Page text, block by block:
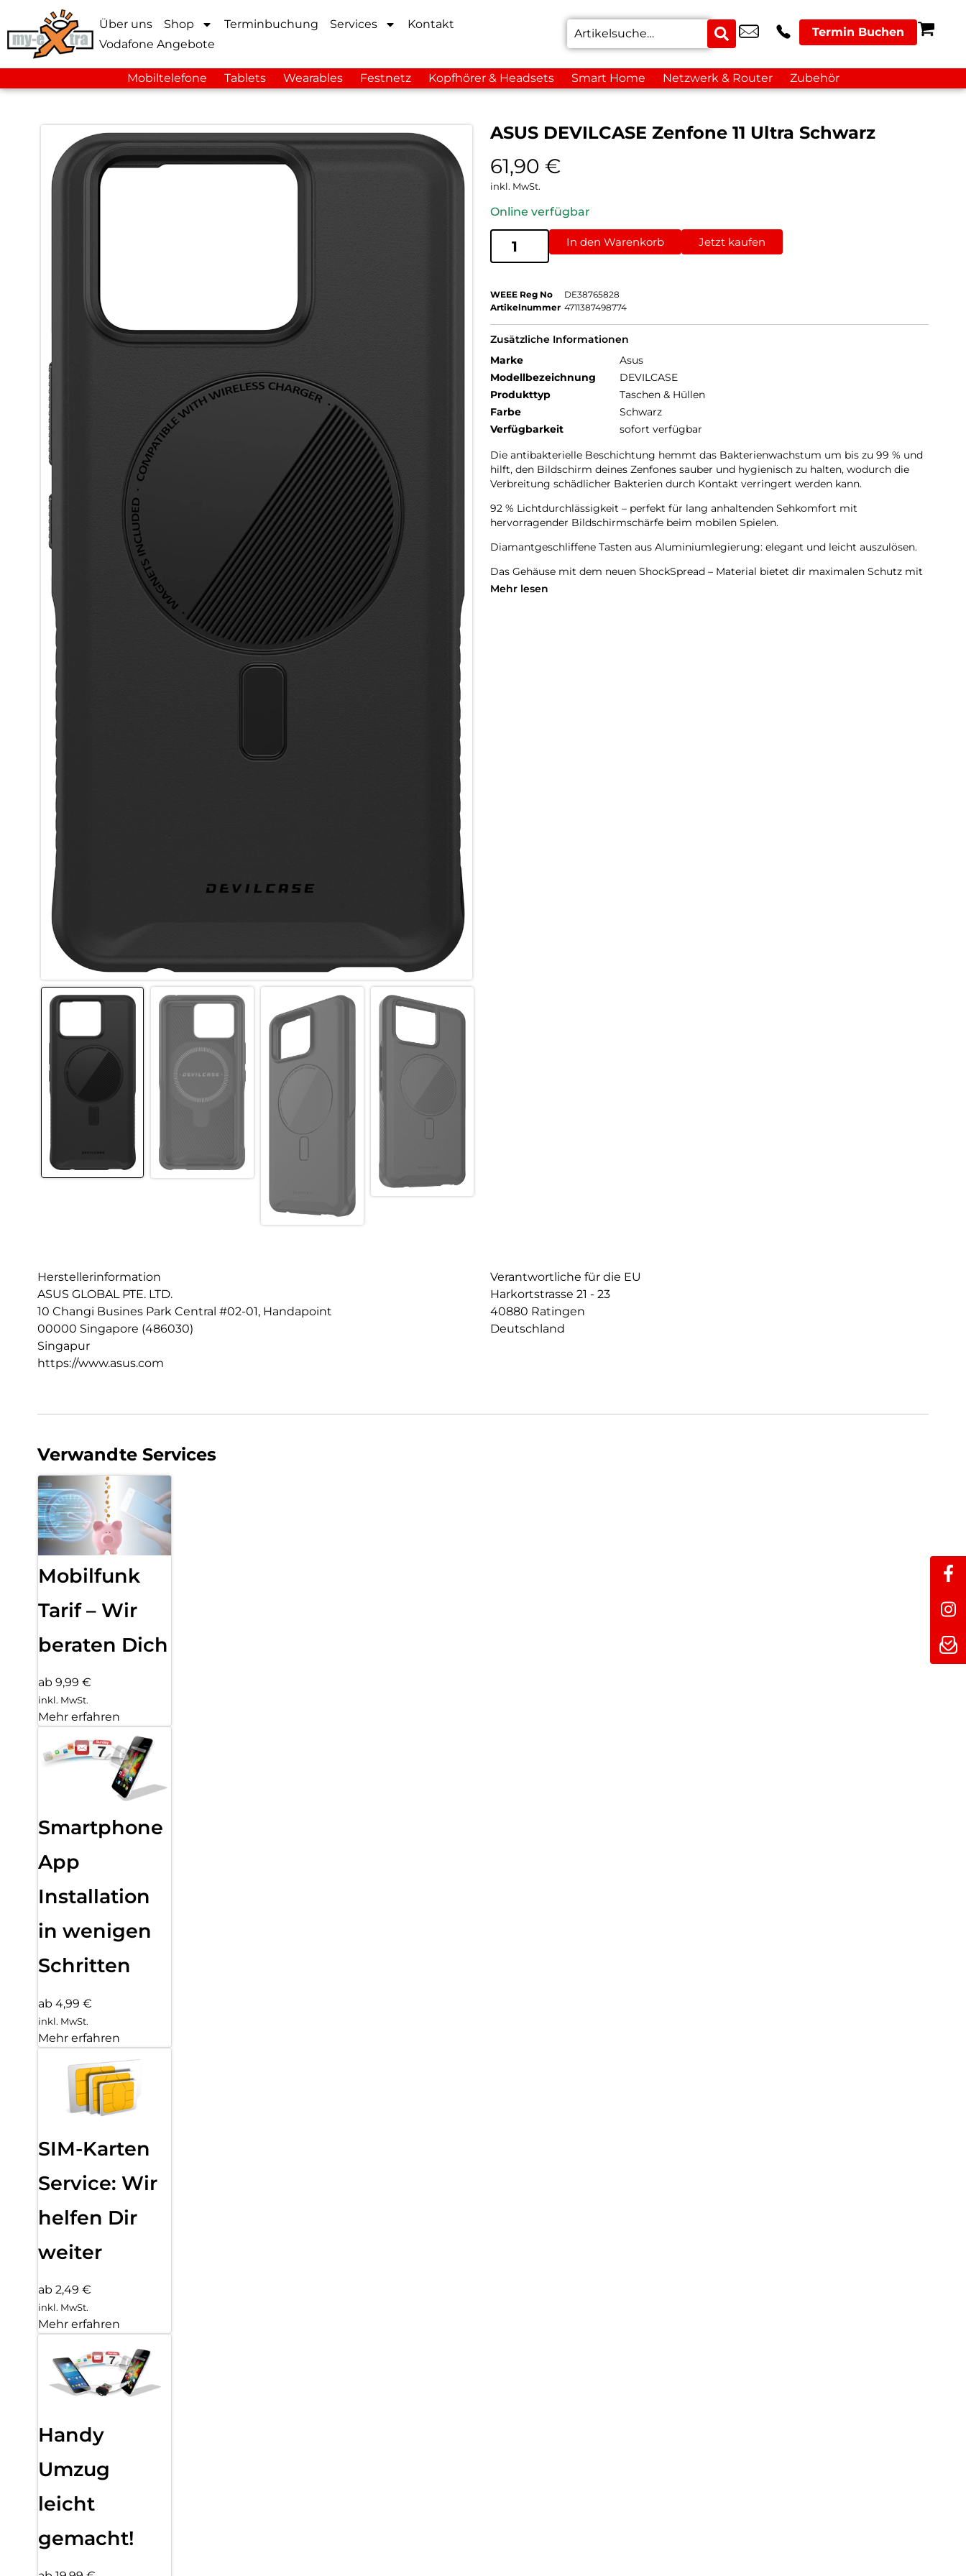
Über uns Shop Terminbuchung Services
Kontakt
Vodafone Angebote
Termin Buchen
Mobiltelefone Tablets Wearables Festnetz Kopfhörer & Headsets Smart Home Netzwerk & Router Zubehör
ASUS DEVILCASE Zenfone 11 Ultra Schwarz
61,90 €
inkl. MwSt.
Online verfügbar
In den Warenkorb Jetzt kaufen
WEEE Reg No
DE38765828
Artikelnummer 4711387498774
Zusätzliche Informationen
Marke
Asus
Modellbezeichnung
DEVILCASE
Produkttyp
Taschen & Hüllen
Farbe
Schwarz
Verfügbarkeit
sofort verfügbar
Die antibakterielle Beschichtung hemmt das Bakterienwachstum um bis zu 99 % und
hilft, den Bildschirm deines Zenfones sauber und hygienisch zu halten, wodurch die
Verbreitung schädlicher Bakterien durch Kontakt verringert werden kann.
92 % Lichtdurchlässigkeit – perfekt für lang anhaltenden Sehkomfort mit
hervorragender Bildschirmschärfe beim mobilen Spielen.
Diamantgeschliffene Tasten aus Aluminiumlegierung: elegant und leicht auszulösen.
Das Gehäuse mit dem neuen ShockSpread – Material bietet dir maximalen Schutz mit
einem hochwertigen Finish.
Mehr lesen
Herstellerinformation
ASUS GLOBAL PTE. LTD.
10 Changi Busines Park Central #02-01, Handapoint
00000 Singapore (486030)
Singapur
https://www.asus.com
Verantwortliche für die EU
Harkortstrasse 21 - 23
40880 Ratingen
Deutschland
Verwandte Services
Mobilfunk
Tarif – Wir
beraten Dich
ab 9,99 €
inkl. MwSt.
Mehr erfahren
Smartphone
App
Installation
in wenigen
Schritten
ab 4,99 €
inkl. MwSt.
Mehr erfahren
SIM-Karten
Service: Wir
helfen Dir
weiter
ab 2,49 €
inkl. MwSt.
Mehr erfahren
Handy
Umzug
leicht
gemacht!